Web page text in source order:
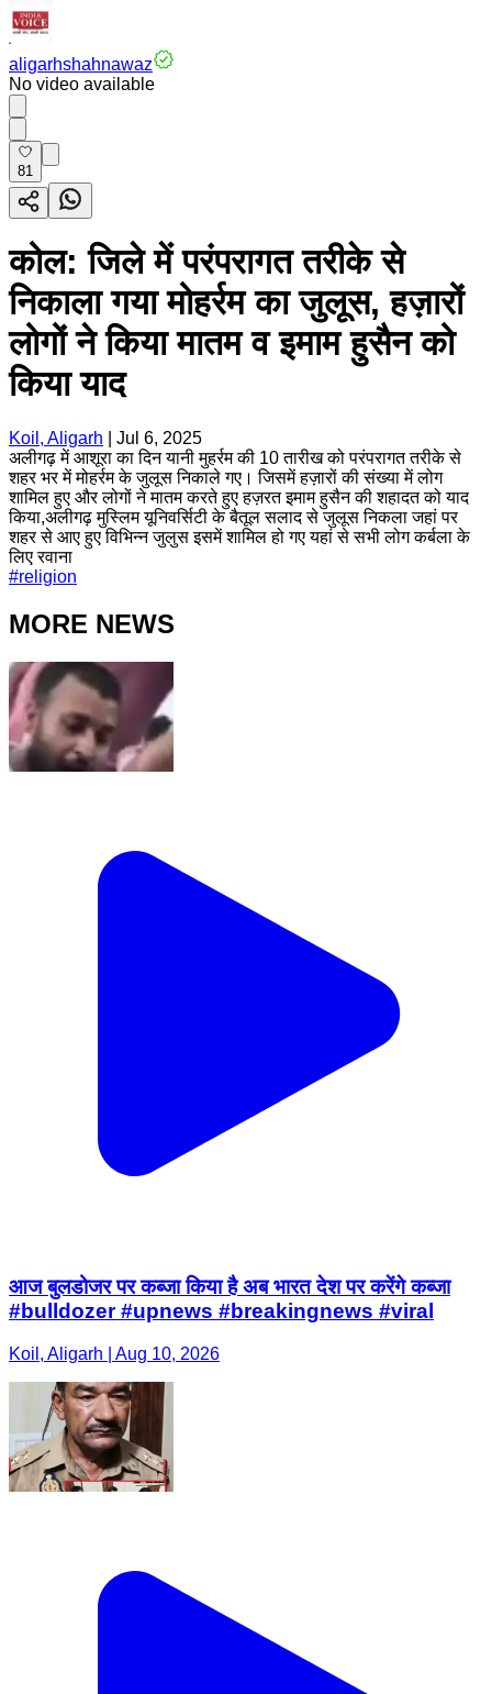
aligarhshahnawaz
No video available
81
कोल: जिले में परंपरागत तरीके से
निकाला गया मोहर्रम का जुलूस, हज़ारों
लोगों ने किया मातम व इमाम हुसैन को
किया याद
Koil, Aligarh
Jul 6, 2025
अलीगढ़ में आशूरा का दिन यानी मुहर्रम की 10 तारीख को परंपरागत तरीके से
शहर भर में मोहर्रम के जुलूस निकाले गए। जिसमें हज़ारों की संख्या में लोग
शामिल हुए और लोगों ने मातम करते हुए हज़रत इमाम हुसैन की शहादत को याद
किया,अलीगढ़ मुस्लिम यूनिवर्सिटी के बैतूल सलाद से जुलूस निकला जहां पर
शहर से आए हुए विभिन्न जुलुस इसमें शामिल हो गए यहां से सभी लोग कर्बला के
लिए रवाना
#religion
MORE NEWS
आज बुलडोजर पर कब्जा किया है अब भारत देश पर करेंगे कब्जा
#bulldozer #upnews #breakingnews #viral
Koil, Aligarh | Aug 10, 2026